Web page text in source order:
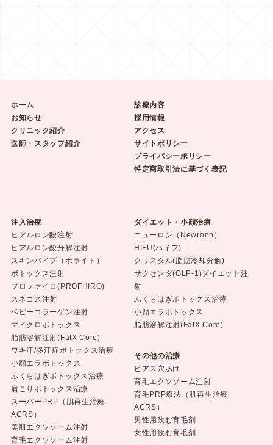
ホーム
お知らせ
クリニック紹介
医師・スタッフ紹介
診療内容
採用情報
アクセス
サイトポリシー
プライバシーポリシー
特定商取引法に基づく表記
注入治療
ヒアルロン酸注射
ヒアルロン酸分解注射
スキンバイブ（ボライト）
ボトックス注射
プロファイロ(PROFHIRO)
スネコス注射
ベビーコラーゲン注射
マイクロボトックス
脂肪溶解注射(FatX Core)
ワキ汗/多汗症ボトックス治療
小顔エラボトックス
ふくらはぎボトックス治療
肩こりボトックス治療
スーパーPRP（肌再生治療
ACRS）
美肌エクソソーム注射
育毛エクソソーム注射
ダイエット・小顔治療
ニューロン（Newronn）
HIFU(ハイフ)
クリスタル(脂肪冷却分解)
サクセンダ(GLP-1)ダイエット注
射
ふくらはぎボトックス治療
小顔エラボトックス
脂肪溶解注射(FatX Core)
その他の治療
ピアス穴あけ
育毛エクソソーム注射
育毛PRP療法（肌再生治療
ACRS）
男性用飲む育毛剤
女性用飲む育毛剤